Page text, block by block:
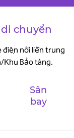
chuyển
nối liền trung
Khu Bảo tàng.
Sân
bay